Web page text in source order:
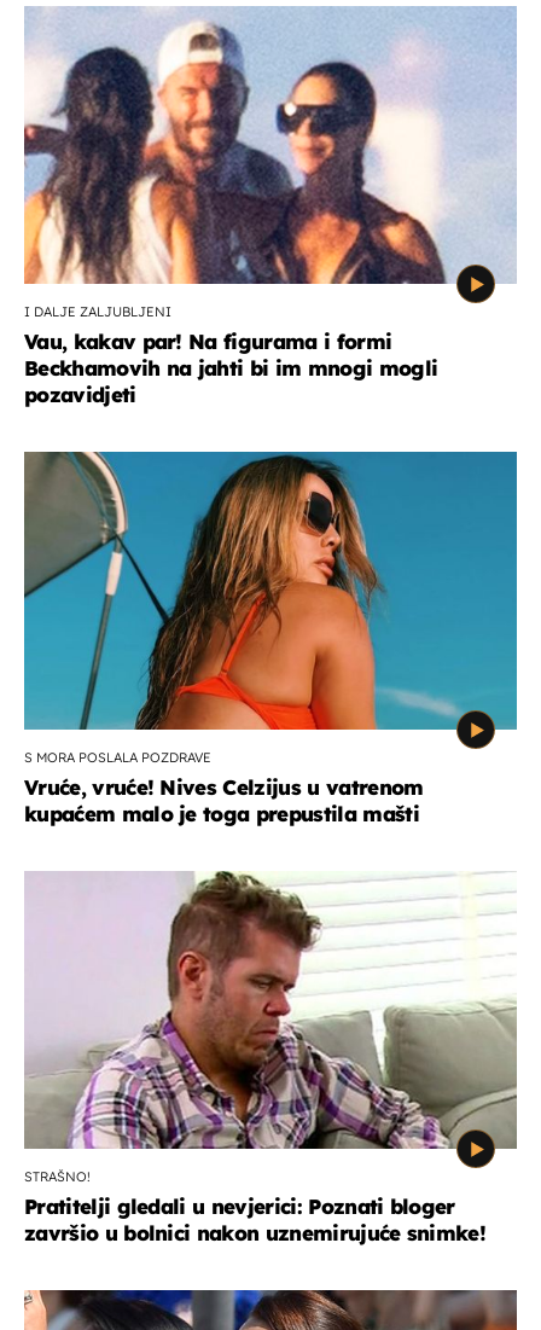
I DALJE ZALJUBLJENI
Vau, kakav par! Na figurama i formi
Beckhamovih na jahti bi im mnogi mogli
pozavidjeti
S MORA POSLALA POZDRAVE
Vruće, vruće! Nives Celzijus u vatrenom
kupaćem malo je toga prepustila mašti
STRAŠNO!
Pratitelji gledali u nevjerici: Poznati bloger
završio u bolnici nakon uznemirujuće snimke!